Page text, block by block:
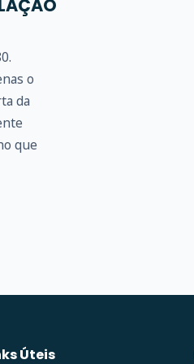
o
da
que
Úteis